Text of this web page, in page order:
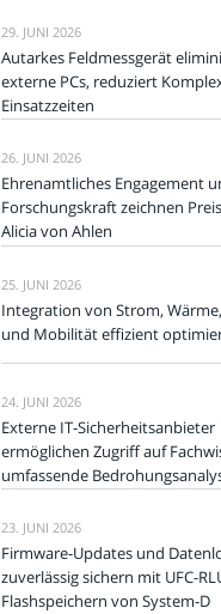
29. JUNI 2026
Autarkes Feldmessgerät
externe PCs, reduziert
Einsatzzeiten
26. JUNI 2026
Ehrenamtliches Engagement
Forschungskraft zeichnen
Alicia von Ahlen
25. JUNI 2026
Integration von Strom,
und Mobilität effizient
24. JUNI 2026
Externe IT-Sicherheitsanbieter
ermöglichen Zugriff auf
umfassende
23. JUNI 2026
Firmware-Updates und
zuverlässig sichern mit UFC-
Flashspeichern von System-D